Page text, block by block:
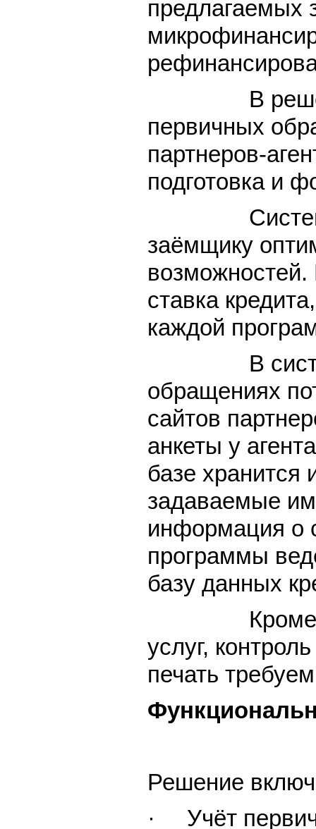
предлагаемых
В решении
первичных
партнеров-
подготовка и
Система
заёмщику
возможностей.
ставка
каждой
В системе
обращениях
сайтов
анкеты у
базе хранится
задаваемые
информация о
программы
базу данных
Кроме того,
услуг,
печать
Решение
· Учёт